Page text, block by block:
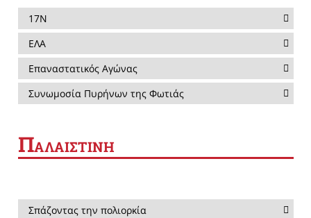
17Ν
ΕΛΑ
Επαναστατικός Αγώνας
Συνωμοσία Πυρήνων της Φωτιάς
ΠΑΛΑΙΣΤΙΝΗ
Σπάζοντας την πολιορκία